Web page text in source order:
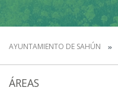
AYUNTAMIENTO DE SAHÚN
ÁREAS